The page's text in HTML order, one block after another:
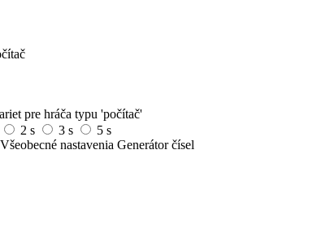
pre hráča typu 'počítač'
2 s 3 s
5 s
Všeobecné nastavenia Generátor čísel